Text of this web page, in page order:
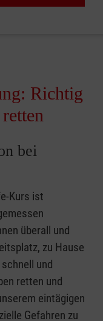
Richtig
bei
Kurs ist
überall und
zu Hause
und
retten und
eintägigen
Gefahren zu